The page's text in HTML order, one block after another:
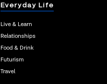
Everyday Life
Live & Learn
Relationships
Food & Drink
Futurism
Travel